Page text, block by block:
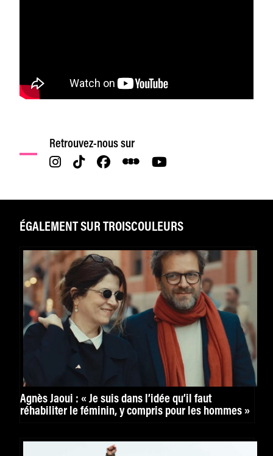
Retrouvez-nous sur
ÉGALEMENT SUR TROISCOULEURS
Agnès Jaoui : « Je suis dans l’idée qu’il faut
réhabiliter le féminin, y compris pour les hommes »